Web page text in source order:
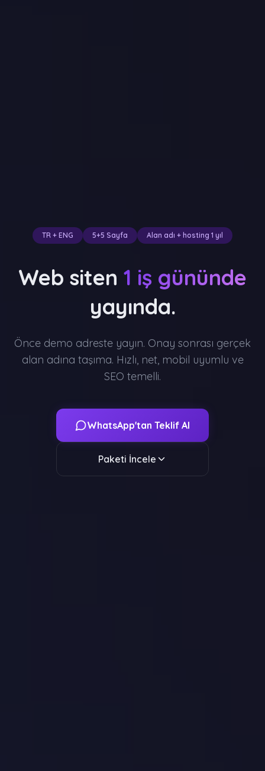
TR + ENG 5+5 Sayfa Alan adı + hosting 1 yıl
Web siten 1 iş gününde
yayında.
Önce demo adreste yayın. Onay sonrası gerçek
alan adına taşıma. Hızlı, net, mobil uyumlu ve
SEO temelli.
WhatsApp'tan Teklif Al
Paketi İncele